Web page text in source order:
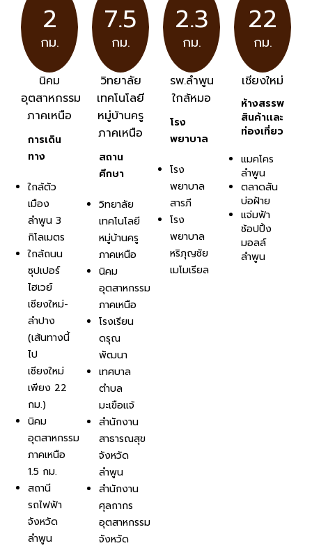
2
กม.
นิคม
อุตสาหกรรม
ภาคเหนือ
การเดิน
ทาง
ใกล้ตัว
เมือง
ลำพูน 3
กิโลเมตร
ใกล้ถนน
ซุปเปอร์
ไฮเวย์
เชียงใหม่-
ลำปาง
(เส้นทางนี้
ไป
เชียงใหม่
เพียง 22
กม.)
นิคม
อุตสาหกรรม
ภาคเหนือ
1.5 กม.
สถานี
รถไฟฟ้า
จังหวัด
ลำพูน
7.5
กม.
วิทยาลัย
เทคโนโลยี
หมู่บ้านครู
ภาคเหนือ
สถาน
ศึกษา
วิทยาลัย
เทคโนโลยี
หมู่บ้านครู
ภาคเหนือ
นิคม
อุตสาหกรรม
ภาคเหนือ
โรงเรียน
ดรุณ
พัฒนา
เทศบาล
ตำบล
มะเขือแจ้
สำนักงาน
สาธารณสุข
จังหวัด
ลำพูน
สำนักงาน
ศุลกากร
อุตสาหกรรม
จังหวัด
2.3
กม.
รพ.ลำพูน
ใกล้หมอ
โรง
พยาบาล
โรง
พยาบาล
สารภี
โรง
พยาบาล
หริภุญชัย
เมโมเรียล
22
กม.
เชียงใหม่
ห้างสรรพ
สินค้าเเละ
ท่องเที่ยว
แมคโคร
ลำพูน
ตลาดสัน
บ่อฝ้าย
แจ่มฟ้า
ช้อปปิ้ง
มอลล์
ลำพูน